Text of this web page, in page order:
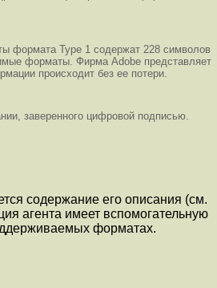
формата Type 1 содержат 228 символов
форматы. Фирма Adobe представляет
происходит без ее потери.
заверенного цифровой подписью.
содержание его описания (см.
агента имеет вспомогательную
форматах.